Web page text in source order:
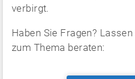
verbirgt.
Haben Sie Fragen?
zum Thema beraten: